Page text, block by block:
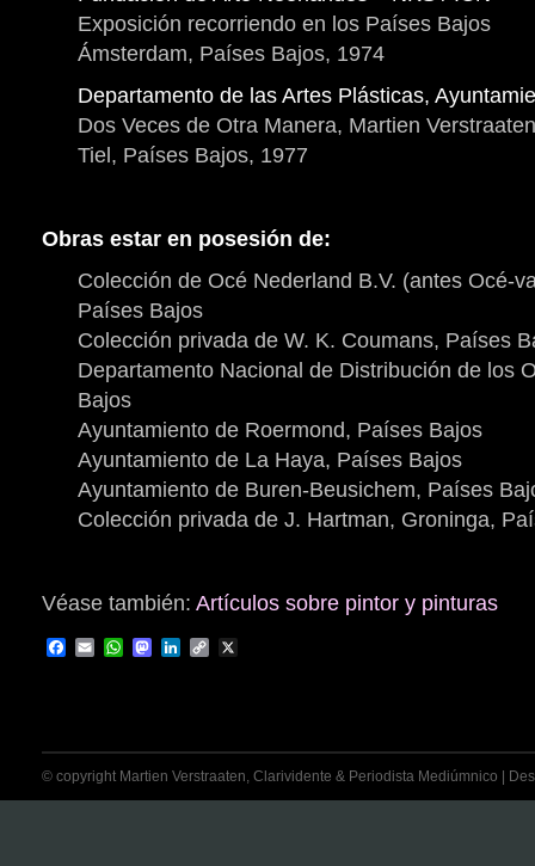
Exposición recorriendo en los Países Bajos
Ámsterdam, Países Bajos, 1974
Departamento de las Artes Plásticas,
Dos Veces de Otra Manera, Martien
Tiel, Países Bajos, 1977
Obras estar en posesión de:
Colección de Océ Nederland B.V. (antes Océ-
Países Bajos
Colección privada de W. K. Coumans, Países
Departamento Nacional de Distribución de los
Bajos
Ayuntamiento de Roermond, Países Bajos
Ayuntamiento de La Haya, Países Bajos
Ayuntamiento de Buren-Beusichem, Países
Colección privada de J. Hartman, Groninga,
Véase también: Artículos sobre pintor y pinturas
Facebook
EmailWhatsApp
Mastodon
LinkedIn
Copy
© copyright Martien Verstraaten, Clarividente & Periodista Mediúmnico |